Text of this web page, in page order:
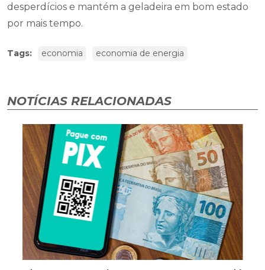
desperdícios e mantém a geladeira em bom estado
por mais tempo.
Tags: economia economia de energia
NOTÍCIAS RELACIONADAS